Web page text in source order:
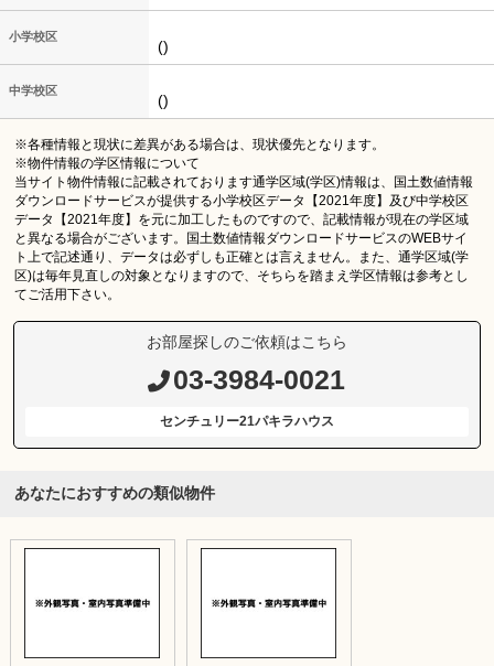
小学校区
()
中学校区
()
※各種情報と現状に差異がある場合は、現状優先となります。
※物件情報の学区情報について
当サイト物件情報に記載されております通学区域(学区)情報は、国土数値情報
ダウンロードサービスが提供する小学校区データ【2021年度】及び中学校区
データ【2021年度】を元に加工したものですので、記載情報が現在の学区域
と異なる場合がございます。国土数値情報ダウンロードサービスのWEBサイ
ト上で記述通り、データは必ずしも正確とは言えません。また、通学区域(学
区)は毎年見直しの対象となりますので、そちらを踏まえ学区情報は参考とし
てご活用下さい。
お部屋探しのご依頼はこちら
03-3984-0021
センチュリー21パキラハウス
あなたにおすすめの類似物件